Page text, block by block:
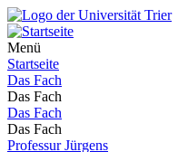
Menü
Startseite
Das Fach
Das Fach
Das Fach
Das Fach
Professur Jürgens